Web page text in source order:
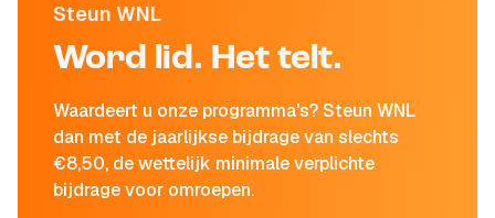
Steun WNL
Word lid. Het telt.
Waardeert u onze programma's? Steun WNL
dan met de jaarlijkse bijdrage van slechts
€8,50, de wettelijk minimale verplichte
bijdrage voor omroepen.